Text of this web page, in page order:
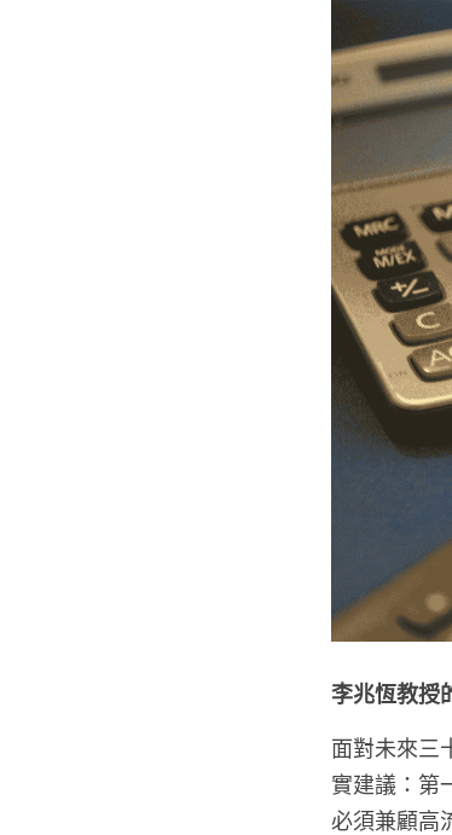
李兆恆教授
面對未來三
實建議：第
必須兼顧高